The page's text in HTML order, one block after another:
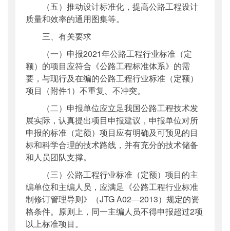
（五）推动设计标准化，提高公路工程设计
质量和效率的通用图集等。
三、有关要求
（一）申报2021年公路工程行业标准（定
额）的项目应符合《公路工程标准体系》的需
要，与现行及在编的公路工程行业标准（定额）
项目（附件1）不重复、不冲突。
（二）申报单位应立足我国公路工程技术发
展实际，认真提出项目申报建议，申报单位对所
申报的标准（定额）项目应有明确及可预见的目
标和科学合理的技术路线，并有充分的技术储备
和人员团队支撑。
（三）公路工程行业标准（定额）项目的主
编单位和主编人员，应满足《公路工程行业标准
制修订管理导则》（JTG A02―2013）规定的资
格条件。原则上，同一主编人员不得申报超过2项
以上标准项目。